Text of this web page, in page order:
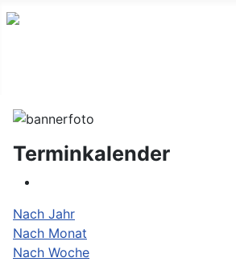
Terminkalender
Nach Jahr
Nach Monat
Nach Woche